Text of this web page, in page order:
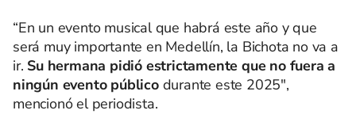
“En un evento musical que habrá este año y que
será muy importante en Medellín, la Bichota no va a
ir. Su hermana pidió estrictamente que no fuera a
ningún evento público durante este 2025",
mencionó el periodista.